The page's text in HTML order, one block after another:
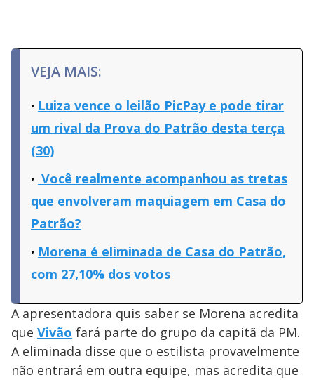
VEJA MAIS:
Luiza vence o leilão PicPay e pode tirar
um rival da Prova do Patrão desta terça
(30)
Você realmente acompanhou as tretas
que envolveram maquiagem em Casa do
Patrão?
Morena é eliminada de Casa do Patrão,
com 27,10% dos votos
A apresentadora quis saber se Morena acredita
que Vivão fará parte do grupo da capitã da PM.
A eliminada disse que o estilista provavelmente
não entrará em outra equipe, mas acredita que